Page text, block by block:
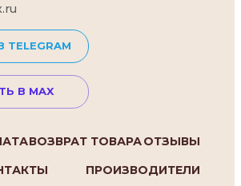
В MAX
ВОЗВРАТ ТОВАРАОТЗЫВЫ
ПРОИЗВОДИТЕЛИ